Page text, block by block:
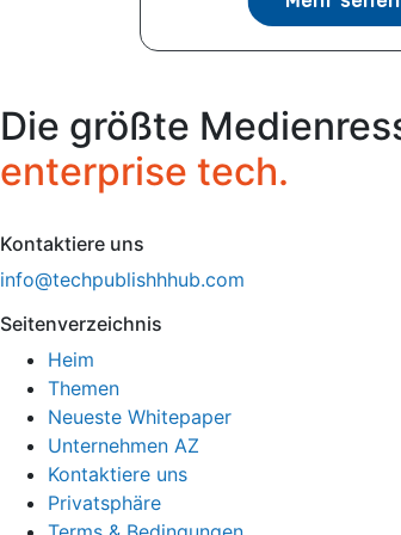
Die größte
enterprise tech.
Kontaktiere uns
info@techpublishhhub.com
Seitenverzeichnis
Heim
Themen
Neueste Whitepaper
Unternehmen AZ
Kontaktiere uns
Privatsphäre